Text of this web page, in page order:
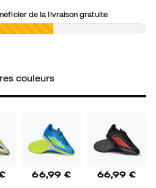
de la livraison gratuite
couleurs
66,99 € 66,99 €